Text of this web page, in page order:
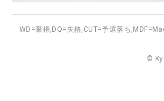
WD=棄権, DQ=失格, CUT=予選落ち,
©